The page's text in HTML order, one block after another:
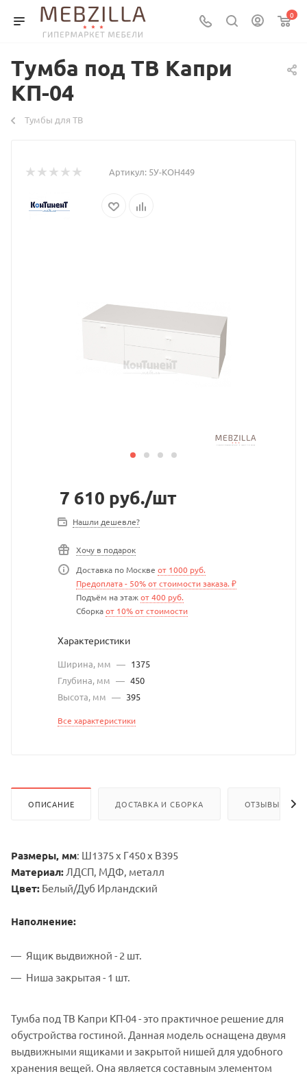
0
Тумба под ТВ Капри
КП-04
Тумбы для ТВ
Артикул: 5У-КОН449
7 610 руб./шт
Нашли дешевле?
Хочу в подарок
Доставка по Москве от 1000 руб.
Предоплата - 50% от стоимости заказа. ₽
Подъём на этажот 400 руб.
Сборкаот 10% от стоимости
Характеристики
Ширина, мм — 1375
Глубина, мм — 450
Высота, мм — 395
Все характеристики
ОПИСАНИЕ ДОСТАВКА И СБОРКА ОТЗЫВЫ
Размеры, мм: Ш1375 х Г450 х В395
Материал: ЛДСП, МДФ, металл
Цвет: Белый/Дуб Ирландский
Наполнение:
Ящик выдвижной - 2 шт.
Ниша закрытая - 1 шт.
Тумба под ТВ Капри КП-04 - это практичное решение для
обустройства гостиной. Данная модель оснащена двумя
выдвижными ящиками и закрытой нишей для удобного
хранения вещей. Она является составным элементом